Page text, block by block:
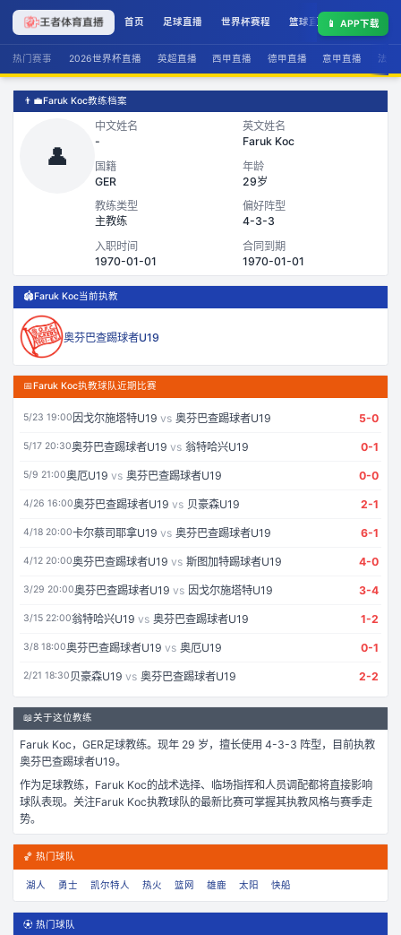
首页 足球直播 世界杯赛程 篮球直播 联赛积分
📱 APP下载
热门赛事 2026世界杯直播 英超直播 西甲直播 德甲直播 意甲直播 法甲
👨‍💼Faruk Koc教练档案
👤
中文姓名
-
英文姓名
Faruk Koc
国籍
GER
年龄
29岁
教练类型
主教练
偏好阵型
4-3-3
入职时间
1970-01-01
合同到期
1970-01-01
🏟️Faruk Koc当前执教
奥芬巴查踢球者U19
📅Faruk Koc执教球队近期比赛
5/23 19:00 因戈尔施塔特U19 vs 奥芬巴查踢球者U19 5-0
5/17 20:30奥芬巴查踢球者U19 vs 翁特哈兴U19 0-1
5/9 21:00奥厄U19 vs 奥芬巴查踢球者U19 0-0
4/26 16:00奥芬巴查踢球者U19 vs 贝豪森U19 2-1
4/18 20:00卡尔蔡司耶拿U19 vs 奥芬巴查踢球者U19 6-1
4/12 20:00奥芬巴查踢球者U19 vs 斯图加特踢球者U19 4-0
3/29 20:00奥芬巴查踢球者U19 vs 因戈尔施塔特U19 3-4
3/15 22:00翁特哈兴U19 vs 奥芬巴查踢球者U19 1-2
3/8 18:00奥芬巴查踢球者U19 vs 奥厄U19 0-1
2/21 18:30 贝豪森U19 vs 奥芬巴查踢球者U19 2-2
📖关于这位教练
Faruk Koc ， GER足球教练。 现年 29 岁， 擅长使用 4-3-3 阵型，
目前执教
奥芬巴查踢球者U19。
作为足球教练， Faruk Koc的战术选择、临场指挥和人员调配都将直接影响
球队表现。关注Faruk Koc执教球队的最新比赛可掌握其执教风格与赛季走
势。
🏀 热门球队
湖人 勇士 凯尔特人 热火 篮网 雄鹿 太阳 快船
⚽ 热门球队